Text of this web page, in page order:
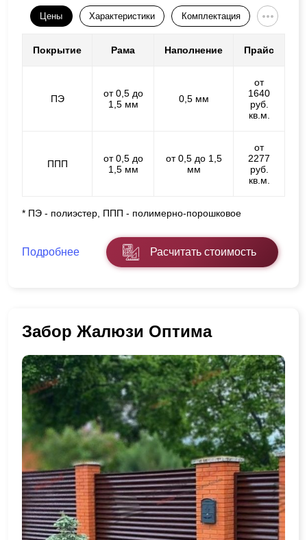
Цены Характеристики Комплектация
Покрытие Рама Наполнение Прайс
ПЭ
от 0,5 до
1,5 мм
0,5 мм
от
1640
руб.
кв.м.
ППП
от 0,5 до
1,5 мм
от 0,5 до 1,5
мм
от
2277
руб.
кв.м.
* ПЭ - полиэстер, ППП - полимерно-порошковое
Подробнее Расчитать стоимость
Забор Жалюзи Оптима